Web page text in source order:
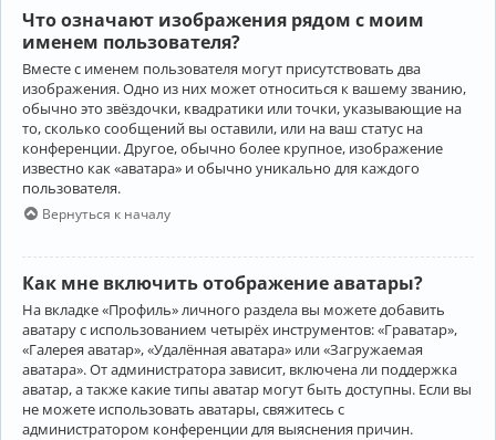
Что означают изображения рядом с моим
именем пользователя?
Вместе с именем пользователя могут присутствовать два
изображения. Одно из них может относиться к вашему званию,
обычно это звёздочки, квадратики или точки, указывающие на
то, сколько сообщений вы оставили, или на ваш статус на
конференции. Другое, обычно более крупное, изображение
известно как «аватара» и обычно уникально для каждого
пользователя.
Вернуться к началу
Как мне включить отображение аватары?
На вкладке «Профиль» личного раздела вы можете добавить
аватару с использованием четырёх инструментов: «Граватар»,
«Галерея аватар», «Удалённая аватара» или «Загружаемая
аватара». От администратора зависит, включена ли поддержка
аватар, а также какие типы аватар могут быть доступны. Если вы
не можете использовать аватары, свяжитесь с
администратором конференции для выяснения причин.